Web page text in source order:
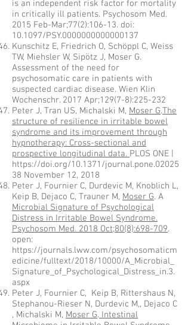
is an independent risk factor for mortality
in critically ill patients. Psychosom Med.
2015 Feb-Mar;77(2):106-13. doi:
10.1097/PSY.0000000000000137
Kunschitz E, Friedrich O, Schöppl C, Weiss
TW, Miehsler W, Sipötz J, Moser G.
Assessment of the need for
psychosomatic care in patients with
suspected cardiac disease. Wien Klin
Wochenschr. 2017 Apr;129(7-8):225-232
Peter J, Tran US, Michalski M, Moser G.The
structure of resilience in irritable bowel
syndrome and its improvement through
hypnotherapy: Cross-sectional and
prospective longitudinal data. PLOS ONE |
https://doi.org/10.1371/journal.pone.02025
38 November 12, 2018
Peter J, Fournier C, Durdevic M, Knoblich L,
Keip B, Dejaco C, Trauner M, Moser G. A
Microbial Signature of Psychological
Distress in Irritable Bowel Syndrome.
Psychosom Med. 2018 Oct;80(8):698-709.
open:
https://journals.lww.com/psychosomaticm
edicine/fulltext/2018/10000/A_Microbial_
Signature_of_Psychological_Distress_in.3.
aspx
Peter J, Fournier C, Keip B, Rittershaus N,
Stephanou-Rieser N, Durdevic M,, Dejaco C
, Michalski M, Moser G. Intestinal